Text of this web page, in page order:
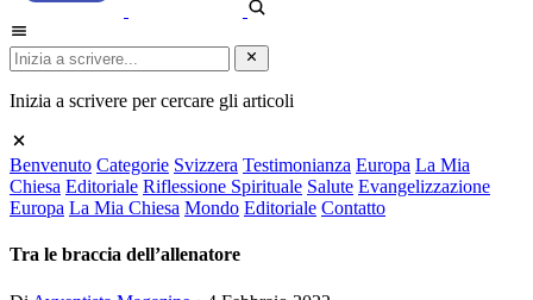
Inizia a scrivere per cercare gli articoli
Benvenuto Categorie Svizzera Testimonianza Europa La Mia
Chiesa Editoriale Riflessione Spirituale Salute Evangelizzazione
Europa La Mia Chiesa Mondo Editoriale Contatto
Tra le braccia dell’allenatore